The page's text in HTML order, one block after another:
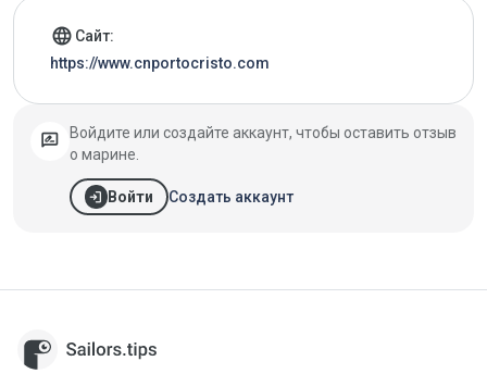
Детали марины
language Сайт:
https://www.cnportocristo.com
rate_review
Войдите или создайте аккаунт, чтобы оставить отзыв
о марине.
login Войти Создать аккаунт